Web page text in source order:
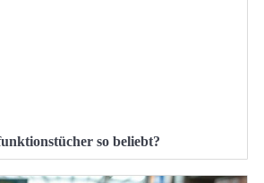
so beliebt?